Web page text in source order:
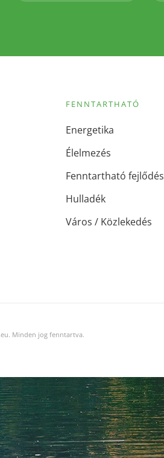
FENNTARTHATÓ
Energetika
Élelmezés
Fenntartható fejlődés
Hulladék
Város / Közlekedés
Minden jog fenntartva.